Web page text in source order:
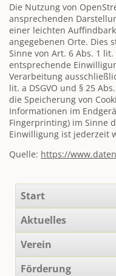
Die Nutzung von
ansprechenden
einer leichten
angegebenen Orte. Dies
Sinne von Art. 6 Abs. 1
entsprechende
Verarbeitung
lit. a DSGVO und § 25
die Speicherung von
Informationen im
Fingerprinting) im Sinne
Einwilligung ist jederzeit
Quelle: https://
überspringen
Start
Aktuelles
Verein
Förderung